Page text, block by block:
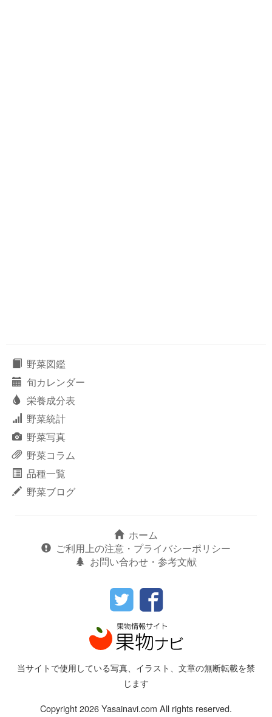
野菜図鑑
旬カレンダー
栄養成分表
野菜統計
野菜写真
野菜コラム
品種一覧
野菜ブログ
ホーム
ご利用上の注意・プライバシーポリシー
お問い合わせ・参考文献
当サイトで使用している写真、イラスト、文章の無断転載を禁
じます
Copyright 2026 Yasainavi.com All rights reserved.